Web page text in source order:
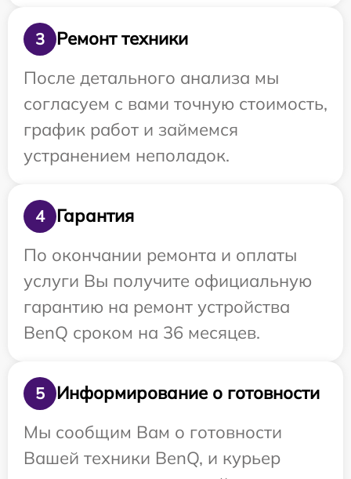
3
Ремонт техники
После детального анализа мы
согласуем с вами точную стоимость,
график работ и займемся
устранением неполадок.
4
Гарантия
По окончании ремонта и оплаты
услуги Вы получите официальную
гарантию на ремонт устройства
BenQ сроком на 36 месяцев.
5
Информирование о готовности
Мы сообщим Вам о готовности
Вашей техники BenQ, и курьер